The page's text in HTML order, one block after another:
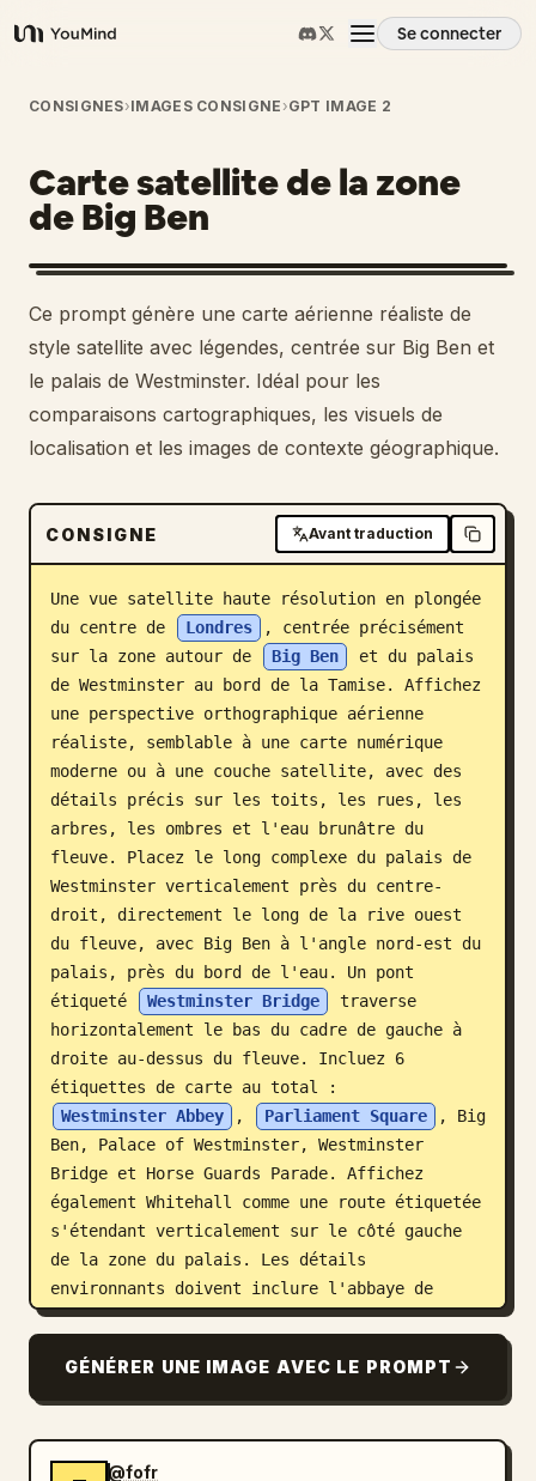
YouMind
Se connecter
Aperçu
Cas d'usage
Compétences
Invites
Tarifs
Blog
Mises à jour
CONSIGNES›IMAGES CONSIGNE ›GPT IMAGE 2
Carte satellite de la zone
de Big Ben
Ce prompt génère une carte aérienne réaliste de
style satellite avec légendes, centrée sur Big Ben et
le palais de Westminster. Idéal pour les
comparaisons cartographiques, les visuels de
localisation et les images de contexte géographique.
CONSIGNE Avant traduction
Une vue satellite haute résolution en plongée
du centre de
Londres
, centrée précisément
sur la zone autour de
Big Ben
et du palais
de Westminster au bord de la Tamise. Affichez
une perspective orthographique aérienne
réaliste, semblable à une carte numérique
moderne ou à une couche satellite, avec des
détails précis sur les toits, les rues, les
arbres, les ombres et l'eau brunâtre du
fleuve. Placez le long complexe du palais de
Westminster verticalement près du centre-
droit, directement le long de la rive ouest
du fleuve, avec Big Ben à l'angle nord-est du
palais, près du bord de l'eau. Un pont
étiqueté
Westminster Bridge
traverse
horizontalement le bas du cadre de gauche à
droite au-dessus du fleuve. Incluez 6
étiquettes de carte au total :
Westminster Abbey
, Parliament Square
, Big
Ben, Palace of Westminster, Westminster
Bridge et Horse Guards Parade. Affichez
également Whitehall comme une route étiquetée
s'étendant verticalement sur le côté gauche
de la zone du palais. Les détails
environnants doivent inclure l'abbaye de
Westminster dans le quadrant supérieur
palais, Horse Guards Parade sous forme d'un
grand terrain rectangulaire sablonneux dans
maisons et des routes denses sur la moitié
GÉNÉRER UNE IMAGE AVEC LE PROMPT
@fofr